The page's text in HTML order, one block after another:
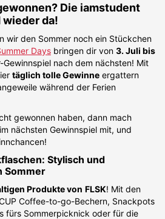
Die iamstudent
wieder da!
wir den Sommer noch ein Stückchen
Days bringen dir von 3. Juli bis
Gewinnspiel nach dem nächsten! Mit
täglich tolle Gewinne ergattern
während der Ferien
gewonnen haben, dann mach
nächsten Gewinnspiel mit, und
Stylisch und
Sommer
Produkte von FLSK! Mit den
Coffee-to-go-Bechern, Snackpots
fürs Sommerpicknick oder für die